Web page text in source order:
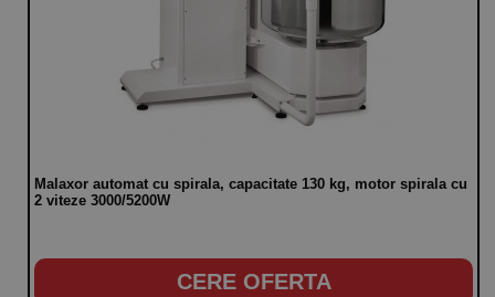
Malaxor automat cu spirala, capacitate 130 kg, motor spirala cu
2 viteze 3000/5200W
CERE OFERTA